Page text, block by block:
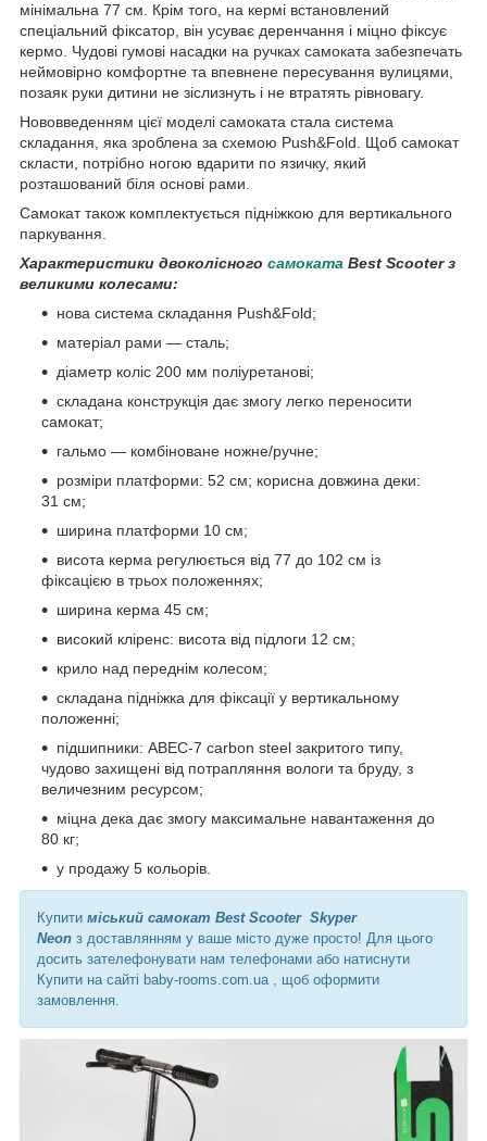
мінімальна 77 см. Крім того, на кермі встановлений
спеціальний фіксатор, він усуває деренчання і міцно фіксує
кермо. Чудові гумові насадки на ручках самоката забезпечать
неймовірно комфортне та впевнене пересування вулицями,
позаяк руки дитини не зіслизнуть і не втратять рівновагу.
Нововведенням цієї моделі самоката стала система
складання, яка зроблена за схемою Push&Fold. Щоб самокат
скласти, потрібно ногою вдарити по язичку, який
розташований біля основі рами.
Самокат також комплектується підніжкою для вертикального
паркування.
Характеристики двоколісного самоката Best Scooter з
великими колесами:
нова система складання Push&Fold;
матеріал рами — сталь;
діаметр коліс 200 мм поліуретанові;
складана конструкція дає змогу легко переносити
самокат;
гальмо — комбіноване ножне/ручне;
розміри платформи: 52 см; корисна довжина деки:
31 см;
ширина платформи 10 см;
висота керма регулюється від 77 до 102 см із
фіксацією в трьох положеннях;
ширина керма 45 см;
високий кліренс: висота від підлоги 12 см;
крило над переднім колесом;
складана підніжка для фіксації у вертикальному
положенні;
підшипники: ABEC-7 carbon steel закритого типу,
чудово захищені від потрапляння вологи та бруду, з
величезним ресурсом;
міцна дека дає змогу максимальне навантаження до
80 кг;
у продажу 5 кольорів.
Купити міський самокат Best Scooter Skyper
Neon з доставлянням у ваше місто дуже просто! Для цього
досить зателефонувати нам телефонами або натиснути
Купити на сайті baby-rooms.com.ua , щоб оформити
замовлення.